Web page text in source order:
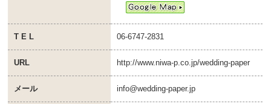
T E L 06-6747-2831
URL http://www.niwa-p.co.jp/wedding-paper
メール info@wedding-paper.jp